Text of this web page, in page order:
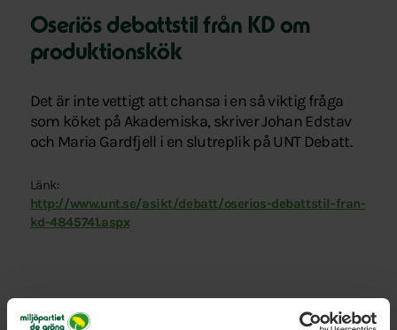
Oseriös debattstil från KD om
produktionskök
Det är inte vettigt att chansa i en så viktig fråga
som köket på Akademiska, skriver Johan Edstav
och Maria Gardfjell i en slutreplik på UNT Debatt.
Länk:
http://www.unt.se/asikt/debatt/oserios-debattstil-fran-
kd-4845741.aspx